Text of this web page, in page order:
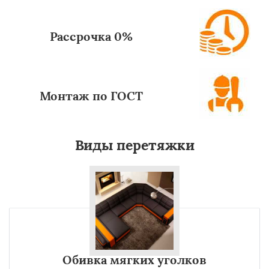
Рассрочка 0%
Монтаж по ГОСТ
Виды перетяжки
Обивка мягких уголков